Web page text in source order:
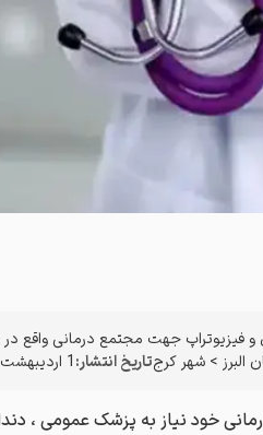
جهت مجتمع درمانی واقع
البرز > شهر کرجتاریخ انتشار:1 اردیبهشت 1405
خود نیاز به پزشک عمومی